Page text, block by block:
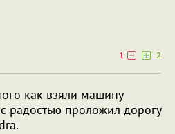
1
2
как взяли машину
радостью проложил дорогу